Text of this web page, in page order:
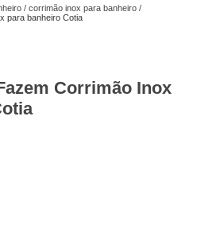
corrimão inox para banheiro
para banheiro Cotia
Corrimão Inox